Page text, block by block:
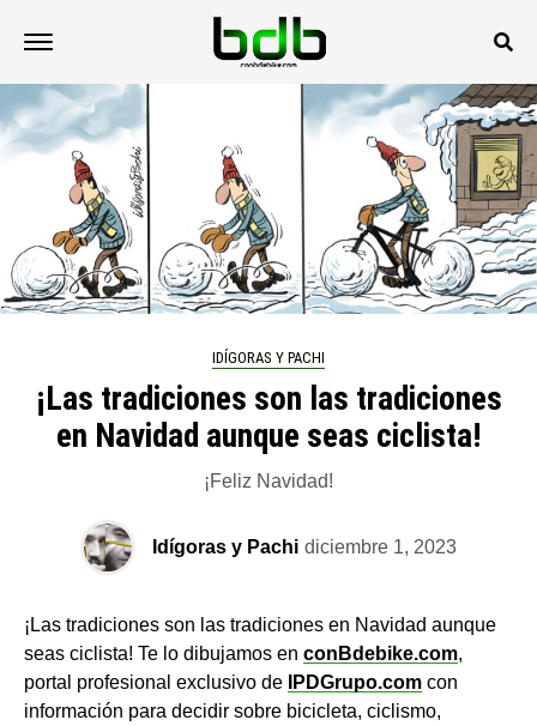
IDÍGORAS Y PACHI
¡Las tradiciones son las tradiciones
en Navidad aunque seas ciclista!
¡Feliz Navidad!
Idígoras y Pachi diciembre 1, 2023
¡Las tradiciones son las tradiciones en Navidad aunque
seas ciclista! Te lo dibujamos en conBdebike.com,
portal profesional exclusivo de
IPDGrupo.com con
información para decidir sobre bicicleta, ciclismo,